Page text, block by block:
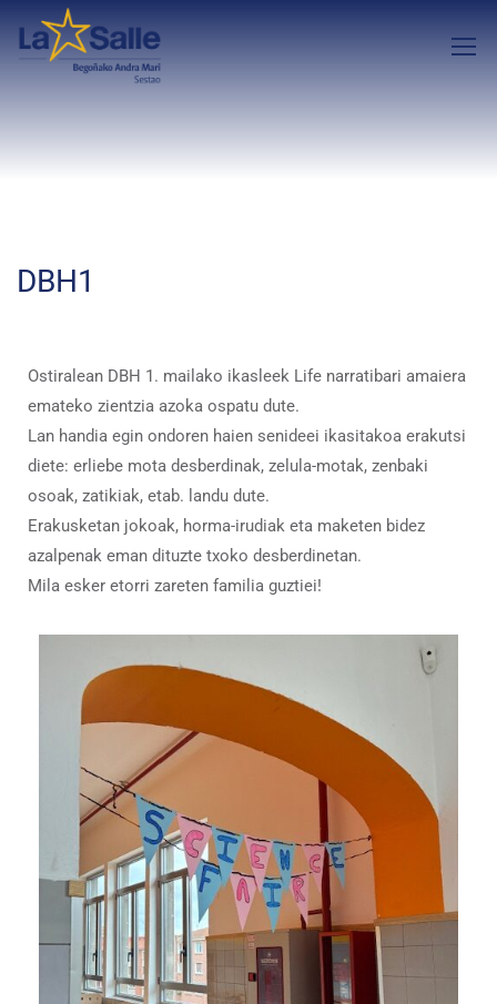
DBH1
Ostiralean DBH 1. mailako ikasleek Life narratibari amaiera
emateko zientzia azoka ospatu dute.
Lan handia egin ondoren haien senideei ikasitakoa erakutsi
diete: erliebe mota desberdinak, zelula-motak, zenbaki
osoak, zatikiak, etab. landu dute.
Erakusketan jokoak, horma-irudiak eta maketen bidez
azalpenak eman dituzte txoko desberdinetan.
Mila esker etorri zareten familia guztiei!